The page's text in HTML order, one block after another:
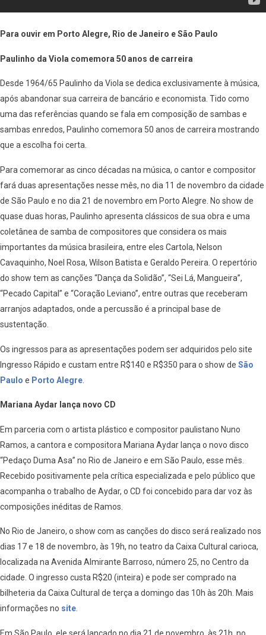
Para ouvir em Porto Alegre, Rio de Janeiro e São Paulo
Paulinho da Viola comemora 50 anos de carreira
Desde 1964/65 Paulinho da Viola se dedica exclusivamente à música,
após abandonar sua carreira de bancário e economista. Tido como
uma das referências quando se fala em composição de sambas e
sambas enredos, Paulinho comemora 50 anos de carreira mostrando
que a escolha foi certa.
Para comemorar as cinco décadas na música, o cantor e compositor
fará duas apresentações nesse mês, no dia 11 de novembro da cidade
de São Paulo e no dia 21 de novembro em Porto Alegre. No show de
quase duas horas, Paulinho apresenta clássicos de sua obra e uma
coletânea de samba de compositores que considera os mais
importantes da música brasileira, entre eles Cartola, Nelson
Cavaquinho, Noel Rosa, Wilson Batista e Geraldo Pereira. O repertório
do show tem as canções “Dança da Solidão”, “Sei Lá, Mangueira”,
“Pecado Capital” e “Coração Leviano”, entre outras que receberam
arranjos adaptados, onde a percussão é a principal base de
sustentação.
Os ingressos para as apresentações podem ser adquiridos pelo site
Ingresso Rápido e custam entre R$140 e R$350 para o show de São
Paulo e Porto Alegre
Mariana Aydar lança novo CD
Em parceria com o artista plástico e compositor paulistano Nuno
Ramos, a cantora e compositora Mariana Aydar lança o novo disco
“Pedaço Duma Asa” no Rio de Janeiro e em São Paulo, esse mês.
Recebido positivamente pela crítica especializada e pelo público que
acompanha o trabalho de Aydar, o CD foi concebido para dar voz às
composições inéditas de Ramos.
No Rio de Janeiro, o show com as canções do disco será realizado nos
dias 17 e 18 de novembro, às 19h, no teatro da Caixa Cultural carioca,
localizada na Avenida Almirante Barroso, número 25, no Centro da
cidade. O ingresso custa R$20 (inteira) e pode ser comprado na
bilheteria da Caixa Cultural de terça a domingo das 10h às 20h. Mais
informações no site
Em São Paulo, ele será lançado no dia 21 de novembro, às 21h, no